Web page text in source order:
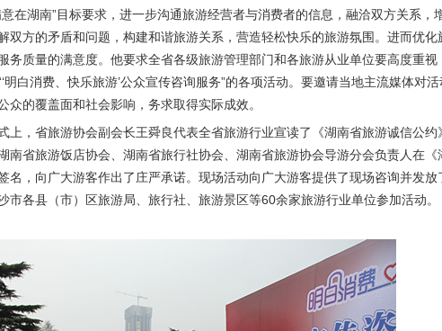
意在湖南”目标要求，进一步沟通旅游经营者与消费者的信息，融洽双方关系，
双方的矛盾和问题，构建和谐旅游关系，营造轻松快乐的旅游氛围。进而优化
务质量的满意度。他要求全省各级旅游管理部门和各旅游从业单位要高度重视
明白消费、快乐旅游’公众宣传咨询服务”的各项活动。要邀请当地主流媒体对
众的覆盖面和社会影响，务求取得实际成效。
上，省旅游协会副会长王舜良代表全省旅游行业宣读了《湖南省旅游诚信公约
南省旅游饭店协会、湖南省旅行社协会、湖南省旅游协会导游分会负责人在《
名，向广大游客作出了庄严承诺。现场活动向广大游客提供了现场咨询并发放
市各县（市）区旅游局、旅行社、旅游景区等60余家旅游行业单位参加活动